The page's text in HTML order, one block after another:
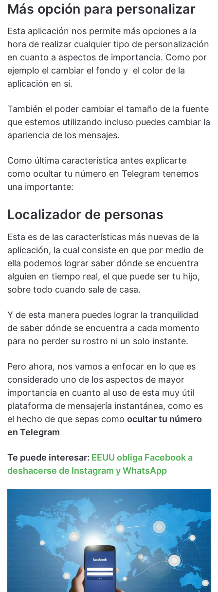
Más opción para personalizar
Esta aplicación nos permite más opciones a la
hora de realizar cualquier tipo de personalización
en cuanto a aspectos de importancia. Como por
ejemplo el cambiar el fondo y el color de la
aplicación en sí.
También el poder cambiar el tamaño de la fuente
que estemos utilizando incluso puedes cambiar la
apariencia de los mensajes.
Como última característica antes explicarte
como ocultar tu número en Telegram tenemos
una importante:
Localizador de personas
Esta es de las características más nuevas de la
aplicación, la cual consiste en que por medio de
ella podemos lograr saber dónde se encuentra
alguien en tiempo real, el que puede ser tu hijo,
sobre todo cuando sale de casa.
Y de esta manera puedes lograr la tranquilidad
de saber dónde se encuentra a cada momento
para no perder su rostro ni un solo instante.
Pero ahora, nos vamos a enfocar en lo que es
considerado uno de los aspectos de mayor
importancia en cuanto al uso de esta muy útil
plataforma de mensajería instantánea, como es
el hecho de que sepas como ocultar tu número
en Telegram
Te puede interesar: EEUU obliga Facebook a
deshacerse de Instagram y WhatsApp